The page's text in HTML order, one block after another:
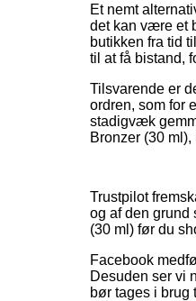
Et nemt
det kan være et
butikken fra tid
til at få bistand,
Tilsvarende er
ordren, som for
stadigvæk
Bronzer (30
Trustpilot
og af den grund
(30 ml) før du
Facebook
Desuden ser vi
bør tages i brug